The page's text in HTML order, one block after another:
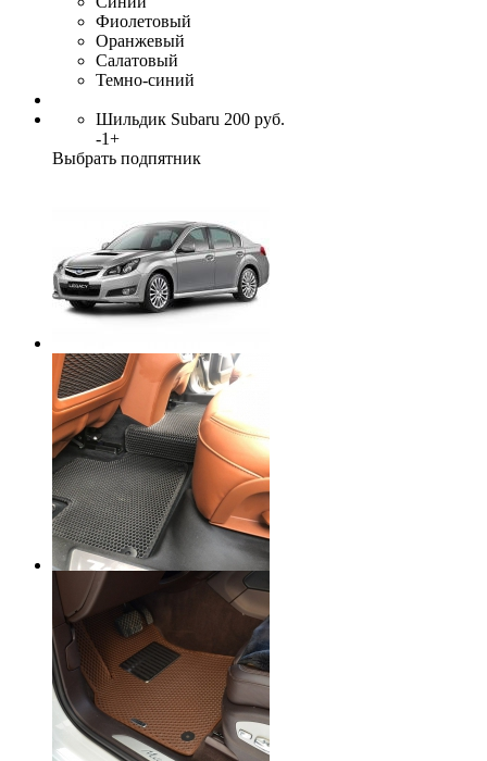
Фиолетовый
Оранжевый
Салатовый
Темно-синий
Шильдик Subaru 200 руб.
-1+
Выбрать подпятник